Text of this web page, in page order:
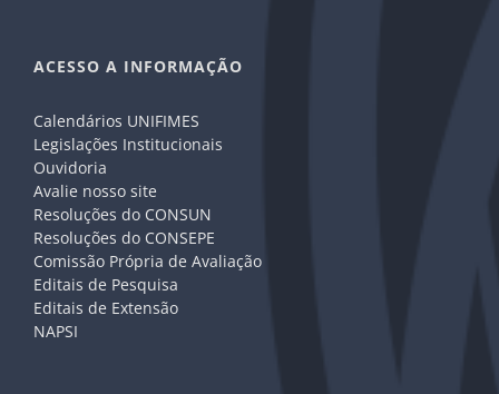
ACESSO A INFORMAÇÃO
Calendários UNIFIMES
Legislações Institucionais
Ouvidoria
Avalie nosso site
Resoluções do CONSUN
Resoluções do CONSEPE
Comissão Própria de Avaliação
Editais de Pesquisa
Editais de Extensão
NAPSI